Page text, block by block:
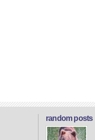
random posts